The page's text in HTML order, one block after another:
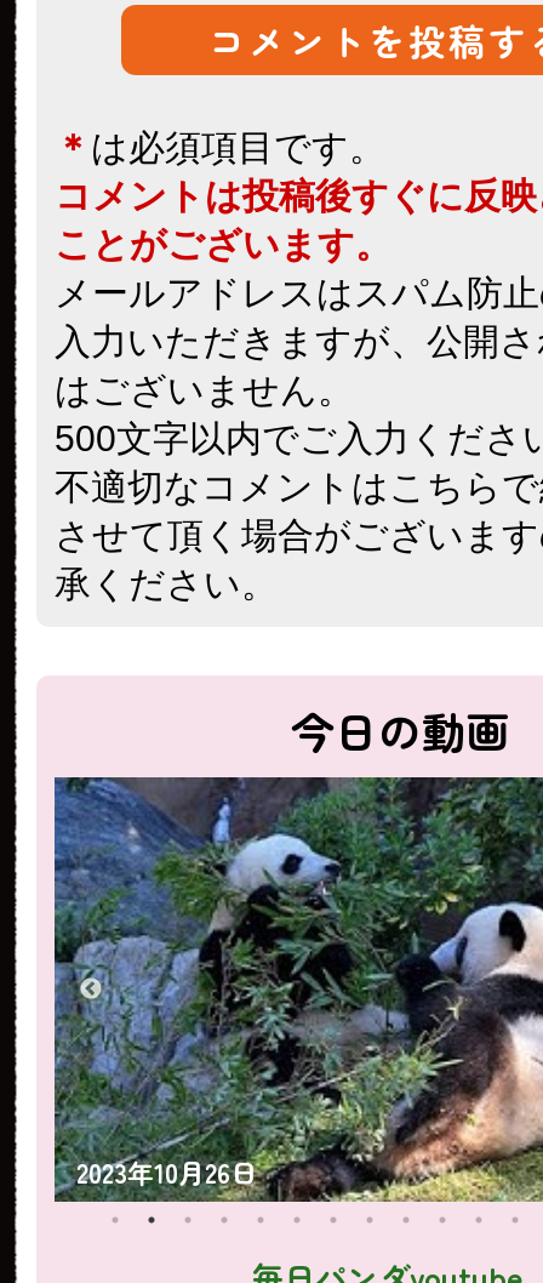
＊ は必須項目です。
コメントは投稿後すぐに反
ことがございます。
メールアドレスはスパム防
入力いただきますが、公開
はございません。
500文字以内でご入力くださ
不適切なコメントはこちら
させて頂く場合がございま
承ください。
今日の動画
2023年10月25日